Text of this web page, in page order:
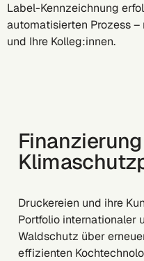
Label-Kennzeichnung
automatisierten Prozess
und Ihre Kolleg:innen.
Druckereien und ihre
Portfolio internationaler
Waldschutz über
effizienten